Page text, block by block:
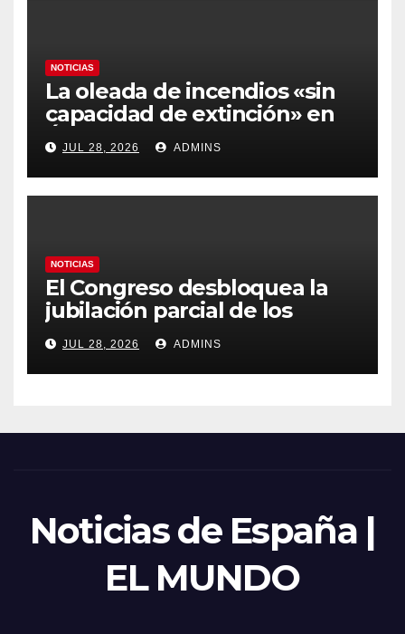
NOTICIAS
La oleada de incendios «sin
capacidad de extinción» en
Ávila y al oeste de Madrid
obliga a declarar la
emergencia nacional
JUL 28, 2026 ADMINS
NOTICIAS
El Congreso desbloquea la
jubilación parcial de los
trabajadores laborales del
sector público
JUL 28, 2026 ADMINS
Noticias de España |
EL MUNDO